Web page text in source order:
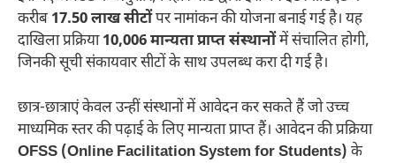
करीब 17.50 लाख सीटोंपर नामांकन की योजना बनाई गई है। यह
दाखिला प्रक्रिया10,006 मान्यता प्राप्त संस्थानोंमें संचालित होगी,
जिनकी सूची संकायवार सीटों के साथ उपलब्ध करा दी गई है।
छात्र-छात्राएं केवल उन्हीं संस्थानों में आवेदन कर सकते हैं जो उच्च
माध्यमिक स्तर की पढ़ाई के लिए मान्यता प्राप्त हैं। आवेदन की प्रक्रिया
OFSS (Online Facilitation System for Students) के